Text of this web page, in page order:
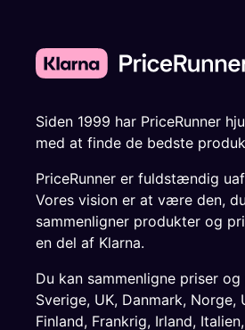
Siden 1999 har PriceRunner
med at finde de bedste
PriceRunner er fuldstændig
Vores vision er at være den,
sammenligner produkter og
en del af Klarna.
Du kan sammenligne priser
Sverige, UK, Danmark, Norge,
Finland, Frankrig, Irland, Italien,